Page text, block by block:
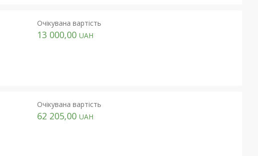
Очікувана вартість
13 000,00 UAH
Очікувана вартість
62 205,00 UAH